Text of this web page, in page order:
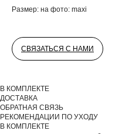
Размер: на фото: maxi
СВЯЗАТЬСЯ С НАМИ
В КОМПЛЕКТЕ
ДОСТАВКА
ОБРАТНАЯ СВЯЗЬ
РЕКОМЕНДАЦИИ ПО УХОДУ
В КОМПЛЕКТЕ
ДОБАВЬТЕ ПОДАРОК